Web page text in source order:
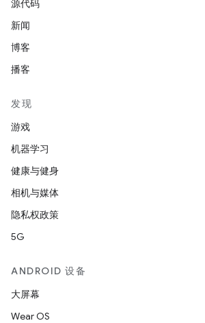
源代码
新闻
博客
播客
发现
游戏
机器学习
健康与健身
相机与媒体
隐私权政策
5G
ANDROID 设备
大屏幕
Wear OS